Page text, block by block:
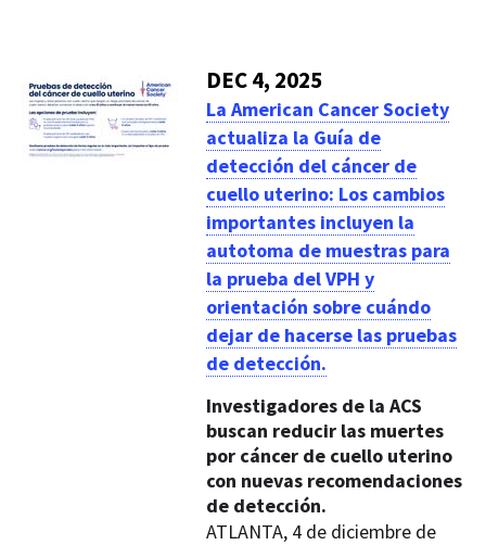
DEC 4, 2025
La American Cancer Society
actualiza la Guía de
detección del cáncer de
cuello uterino: Los cambios
importantes incluyen la
autotoma de muestras para
la prueba del VPH y
orientación sobre cuándo
dejar de hacerse las pruebas
de detección.
Investigadores de la ACS
buscan reducir las muertes
por cáncer de cuello uterino
con nuevas recomendaciones
de detección.
ATLANTA, 4 de diciembre de